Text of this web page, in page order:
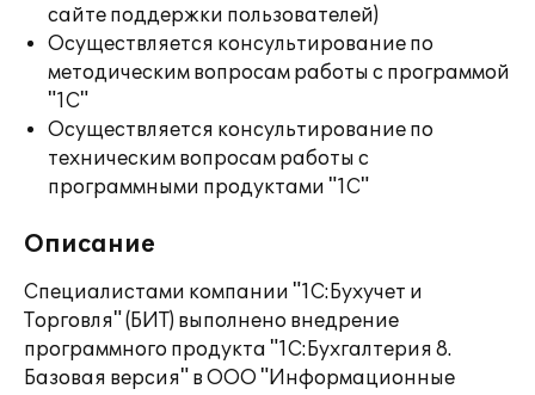
сайте поддержки пользователей)
Осуществляется консультирование по
методическим вопросам работы с программой
"1С"
Осуществляется консультирование по
техническим вопросам работы с
программными продуктами "1С"
Описание
Специалистами компании "1С:Бухучет и
Торговля" (БИТ) выполнено внедрение
программного продукта "1С:Бухгалтерия 8.
Базовая версия" в ООО "Информационные